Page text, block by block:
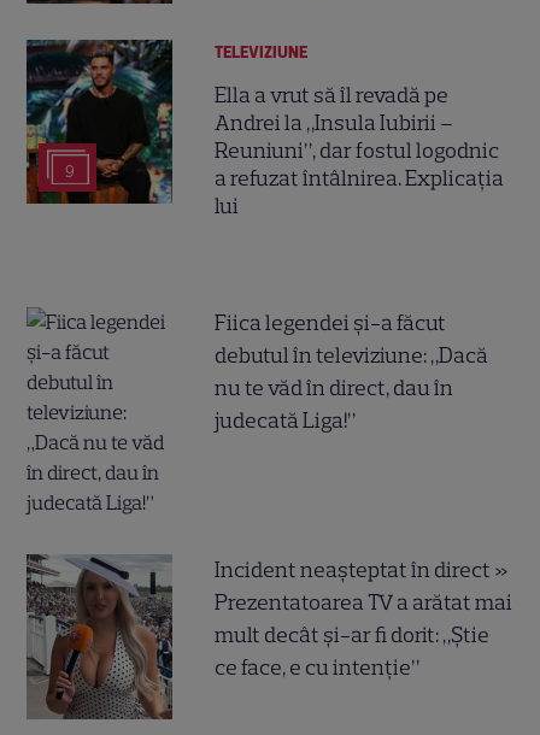
9
TELEVIZIUNE
Ella a vrut să îl revadă pe
Andrei la „Insula Iubirii –
Reuniuni”, dar fostul logodnic
a refuzat întâlnirea. Explicația
lui
Fiica legendei și-a făcut
debutul în televiziune: „Dacă
nu te văd în direct, dau în
judecată Liga!”
Incident neașteptat în direct »
Prezentatoarea TV a arătat mai
mult decât și-ar fi dorit: „Știe
ce face, e cu intenție”